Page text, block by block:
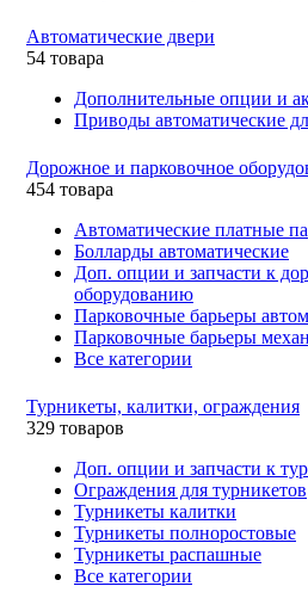
Автоматические двери
54 товара
Дополнительные опции и
Приводы автоматические
Дорожное и парковочное
454 товара
Автоматические платные
Болларды автоматические
Доп. опции и запчасти к
оборудованию
Парковочные барьеры
Парковочные барьеры
Все категории
Турникеты, калитки, ограждения
329 товаров
Доп. опции и запчасти к
Ограждения для турникетов
Турникеты калитки
Турникеты полноростовые
Турникеты распашные
Все категории